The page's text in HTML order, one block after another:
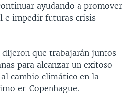
ayudando a promover
e impedir futuras crisis
que trabajarán juntos
para alcanzar un exitoso
cambio climático en la
en Copenhague.